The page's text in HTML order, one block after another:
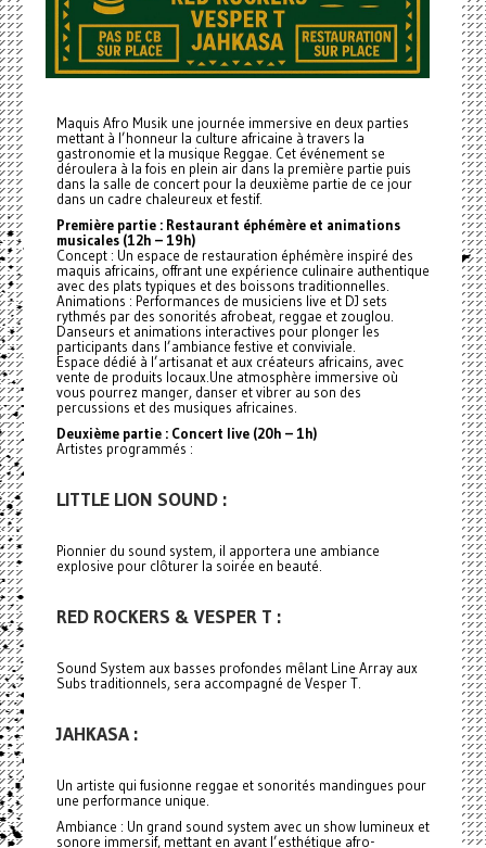
Maquis Afro Musik une journée immersive en deux parties
mettant à l’honneur la culture africaine à travers la
gastronomie et la musique Reggae. Cet événement se
déroulera à la fois en plein air dans la première partie puis
dans la salle de concert pour la deuxième partie de ce jour
dans un cadre chaleureux et festif.
Première partie : Restaurant éphémère et animations
musicales (12h – 19h)
Concept : Un espace de restauration éphémère inspiré des
maquis africains, offrant une expérience culinaire authentique
avec des plats typiques et des boissons traditionnelles.
Animations : Performances de musiciens live et DJ sets
rythmés par des sonorités afrobeat, reggae et zouglou.
Danseurs et animations interactives pour plonger les
participants dans l’ambiance festive et conviviale.
Espace dédié à l’artisanat et aux créateurs africains, avec
vente de produits locaux.Une atmosphère immersive où
vous pourrez manger, danser et vibrer au son des
percussions et des musiques africaines.
Deuxième partie : Concert live (20h – 1h)
Artistes programmés :
LITTLE LION SOUND :
Pionnier du sound system, il apportera une ambiance
explosive pour clôturer la soirée en beauté.
RED ROCKERS & VESPER T :
Sound System aux basses profondes mêlant Line Array aux
Subs traditionnels, sera accompagné de Vesper T.
JAHKASA :
Un artiste qui fusionne reggae et sonorités mandingues pour
une performance unique.
Ambiance : Un grand sound system avec un show lumineux et
sonore immersif, mettant en avant l’esthétique afro-